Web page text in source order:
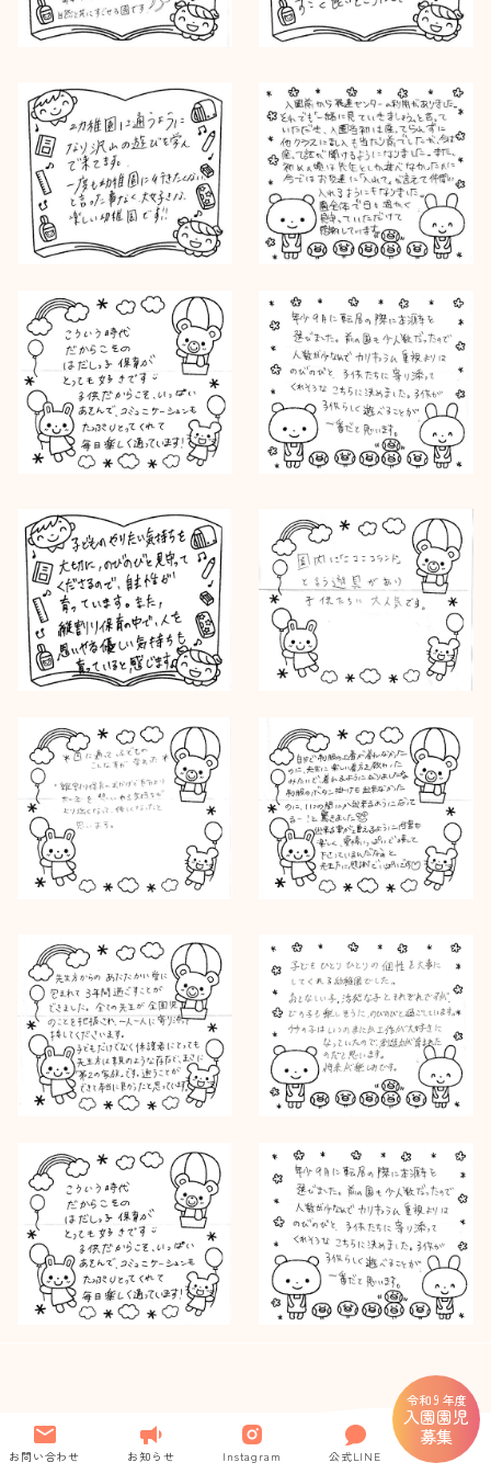
お問い合わせ お知らせ Instagram 公式LINE
令和 9 年度
入園園児
募集